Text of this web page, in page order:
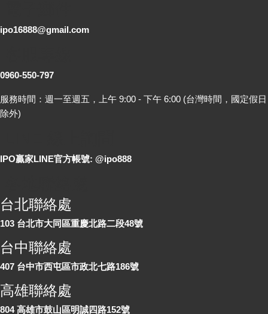
ipo16888@gmail.com
0960-550-797
服務時間：週一至週五，上午 9:00 - 下午 6:00 (台灣時間，國定假日
除外)
IPO贏家LINE官方帳號: @ipo888
台北聯絡處
103 台北市大同區重慶北路二段48號
台中聯絡處
407 台中市西屯區市政北七路186號
高雄聯絡處
804 高雄市鼓山區明誠四路152號